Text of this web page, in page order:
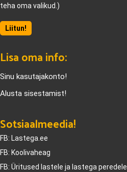
teha oma valikud.)
Liitun!
Lisa oma info:
Sinu kasutajakonto!
Alusta sisestamist!
Sotsiaalmeedia!
FB: Lastega.ee
FB: Koolivaheag
FB: Üritused lastele ja lastega peredele